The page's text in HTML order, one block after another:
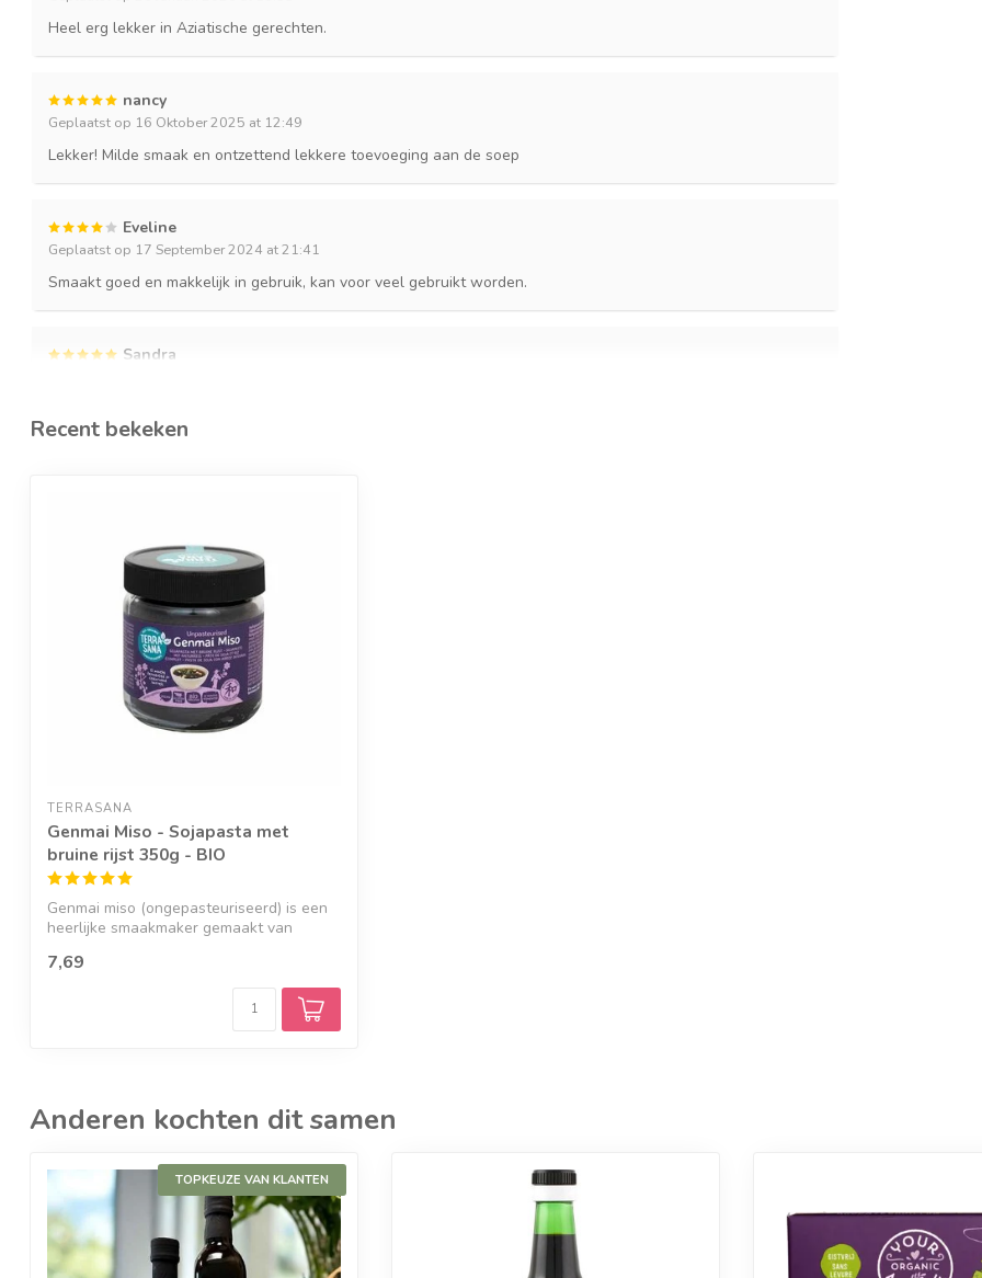
Heel erg lekker in Aziatische gerechten.
nancy
Geplaatst op 16 Oktober 2025 at 12:49
Lekker! Milde smaak en ontzettend lekkere toevoeging aan de soep
Eveline
Geplaatst op 17 September 2024 at 21:41
Smaakt goed en makkelijk in gebruik, kan voor veel gebruikt worden.
Sandra
Recent bekeken
TERRASANA
Genmai Miso - Sojapasta met
bruine rijst 350g - BIO
Genmai miso (ongepasteuriseerd) is een
heerlijke smaakmaker gemaakt van
7,69
Anderen kochten dit samen
TOPKEUZE VAN KLANTEN